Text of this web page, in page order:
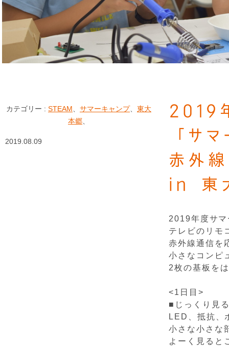
2019
「サ
赤外線
in 東
2019年度サ
テレビのリモ
赤外線通信を
小さなコンピ
2枚の基板を
<1日目>
■じっくり見
LED、抵抗、
小さな小さな
よーく見ると
カテゴリー : STEAM サマーキャンプ、 東大
本郷
2019.08.09